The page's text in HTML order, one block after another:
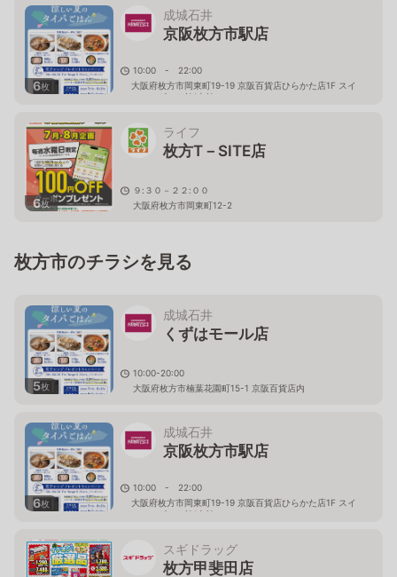
6枚
成城石井
京阪枚方市駅店
10:00 - 22:00
大阪府枚方市岡東町19-19 京阪百貨店ひらかた店1F スイ
ーツ＆ギフト館(東館
6枚
ライフ
枚方T－SITE店
９:３０－２２:００
大阪府枚方市岡東町12-2
枚方市のチラシを見る
5枚
成城石井
くずはモール店
10:00-20:00
大阪府枚方市楠葉花園町15-1 京阪百貨店内
6枚
成城石井
京阪枚方市駅店
10:00 - 22:00
大阪府枚方市岡東町19-19 京阪百貨店ひらかた店1F スイ
ーツ＆ギフト館(東館
スギドラッグ
枚方甲斐田店